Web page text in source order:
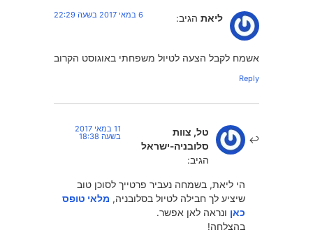
ליאת הגיב: 6 במאי 2017 בשעה 22:29
אשמח לקבל הצעה לטיול משפחתי באוגוסט הקרוב
Reply
טל, צוות
סלובניה-ישראל
הגיב:
11 במאי 2017
בשעה 18:38
הי ליאת, בשמחה נעביר פרטייך לסוכן טוב
שיציע לך חבילה לטיול בסלובניה, מלאי טופס
כאן ונראה לאן אפשר.
בהצלחה!